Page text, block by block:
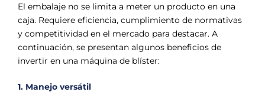
El embalaje no se limita a meter un producto en una
caja. Requiere eficiencia, cumplimiento de normativas
y competitividad en el mercado para destacar. A
continuación, se presentan algunos beneficios de
invertir en una máquina de blíster:
1. Manejo versátil